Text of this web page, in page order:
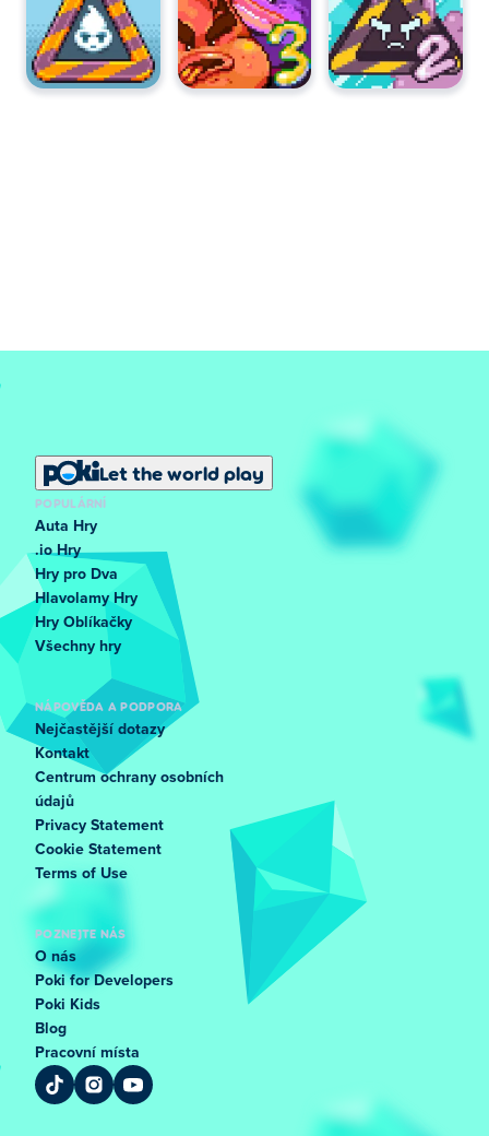
Let the world play
POPULÁRNÍ
Auta Hry
.io Hry
Hry pro Dva
Hlavolamy Hry
Hry Oblíkačky
Všechny hry
NÁPOVĚDA A PODPORA
Nejčastější dotazy
Kontakt
Centrum ochrany osobních
údajů
Privacy Statement
Cookie Statement
Terms of Use
POZNEJTE NÁS
O nás
Poki for Developers
Poki Kids
Blog
Pracovní místa